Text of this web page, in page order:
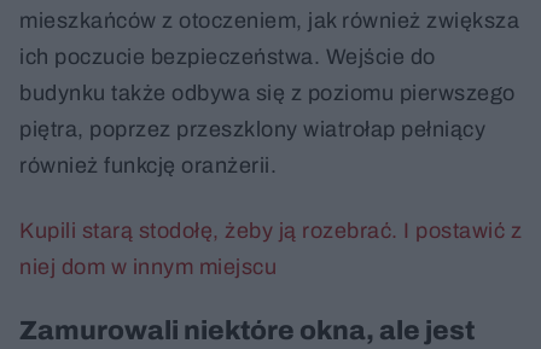
mieszkańców z otoczeniem, jak również zwiększa
ich poczucie bezpieczeństwa. Wejście do
budynku także odbywa się z poziomu pierwszego
piętra, poprzez przeszklony wiatrołap pełniący
również funkcję oranżerii.
Kupili starą stodołę, żeby ją rozebrać. I postawić z
niej dom w innym miejscu
Zamurowali niektóre okna, ale jest